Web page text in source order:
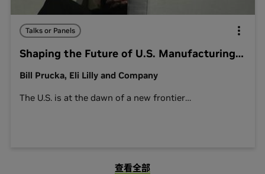
Talks or Panels
Shaping the Future of U.S. Manufacturing With AI
Bill Prucka, Eli Lilly and Company
The U.S. is at the dawn of a new frontier…
查看全部